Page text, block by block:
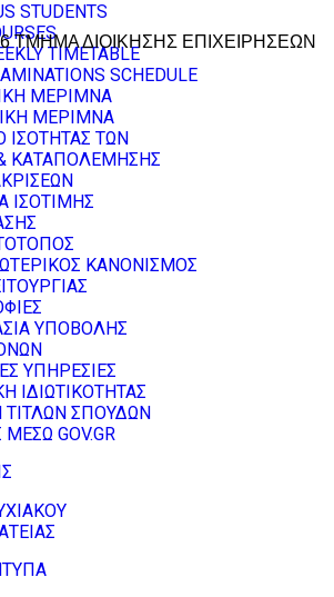
STUDENTS
TIMETABLE
SCHEDULE
ΜΕΡΙΜΝΑ
ΜΕΡΙΜΝΑ
ΙΣΟΤΗΤΑΣ ΤΩΝ
ΚΑΤΑΠΟΛΕΜΗΣΗΣ
ΙΣΟΤΙΜΗΣ
ΚΑΝΟΝΙΣΜΟΣ
ΥΠΟΒΟΛΗΣ
ΥΠΗΡΕΣΙΕΣ
ΙΔΙΩΤΙΚΟΤΗΤΑΣ
ΤΙΤΛΩΝ ΣΠΟΥΔΩΝ
GOV.GR
ΤΜΗΜΑ ΔΙΟΙΚΗΣΗΣ ΕΠΙΧΕΙΡΗΣΕΩΝ